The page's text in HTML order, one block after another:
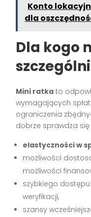
Konto
dla
Dla kogo
Mini ratka to
wymagających
ograniczenia
dobrze sprawdza
elastyczności w
możliwości
możliwości
szybkiego
weryfikacji,
szansy